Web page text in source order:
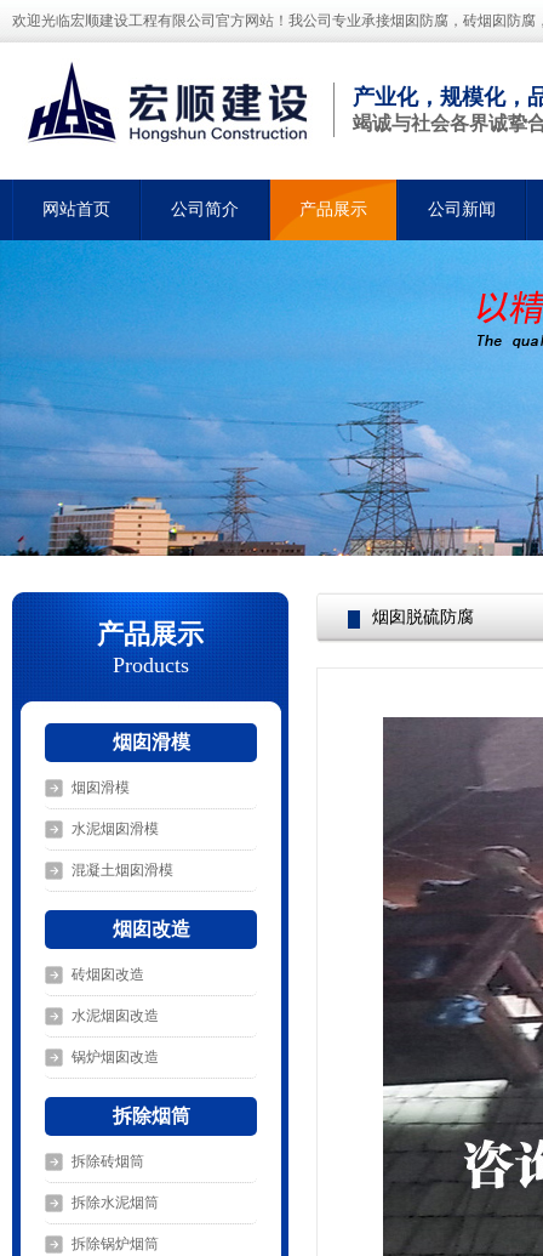
欢迎光临宏顺建设工程有限公司官方网站！我公司专业承接烟囱防腐，砖烟囱防
产业化，规模化，
竭诚与社会各界诚挚
网站首页 公司简介 产品展示 公司新闻
产品展示
Products
烟囱滑模
烟囱滑模
水泥烟囱滑模
混凝土烟囱滑模
烟囱改造
砖烟囱改造
水泥烟囱改造
锅炉烟囱改造
拆除烟筒
拆除砖烟筒
拆除水泥烟筒
拆除锅炉烟筒
烟囱脱硫防腐